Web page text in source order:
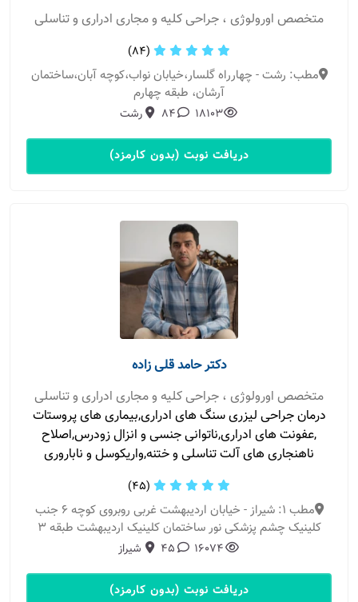
متخصص اورولوژی ، جراحی کلیه و مجاری ادراری و تناسلی
(84)
مطب: رشت - چهارراه گلسار،خیابان نواب،کوچه آبان،ساختمان
آرشان، طبقه چهارم
18103
84 رشت
دریافت نوبت (بدون کارمزد)
دکتر حامد قلی زاده
متخصص اورولوژی ، جراحی کلیه و مجاری ادراری و تناسلی
درمان جراحی لیزری سنگ های ادراری,بیماری های پروستات
,عفونت های ادراری,ناتوانی جنسی و انزال زودرس,اصلاح
ناهنجاری های آلت تناسلی و ختنه,واریکوسل و ناباروری
(45)
مطب 1: شیراز - خیابان اردیبهشت غربی روبروی کوچه 6 جنب
کلینیک چشم پزشکی نور ساختمان کلینیک اردیبهشت طبقه 3
16074
45 شیراز
دریافت نوبت (بدون کارمزد)